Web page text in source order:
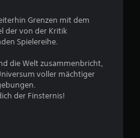
r
Grenzen mit dem
der von der Kritik
Spielereihe.
die Welt zusammenbricht,
voller mächtiger
der Finsternis!